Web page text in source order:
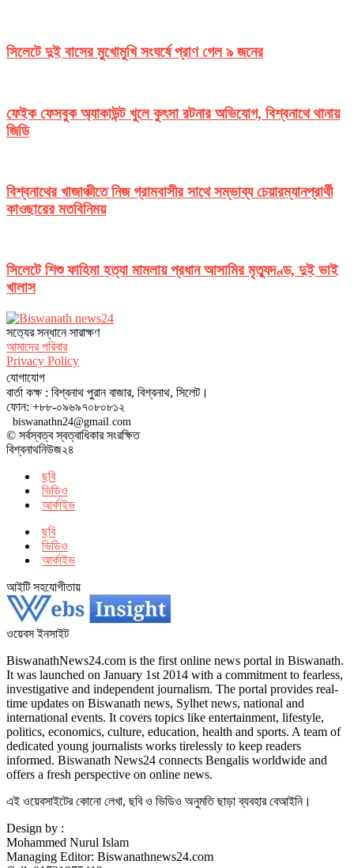
সিলেটে দুই বাসের মুখোমুখি সংঘর্ষে প্রাণ গেল ৯ জনের
ফেইক ফেসবুক অ্যাকাউন্ট খুলে কুৎসা রটনার অভিযোগ, বিশ্বনাথে থানায়
জিডি
বিশ্বনাথের খাজাঞ্চীতে নিজ গ্রামবাসীর সাথে সম্ভাব্য চেয়ারম্যানপ্রার্থী
কাওছারের মতবিনিময়
সিলেটে শিশু ফাহিমা হত্যা মামলায় প্রধান আসামির মৃত্যুদণ্ড, দুই ভাই
খালাস
সত‌্যের সন্ধানে সারাক্ষণ
আমাদের পরিবার
Privacy Policy
যোগাযোগ
বার্তা কক্ষ : বিশ্বনাথ পুরান বাজার, বিশ্বনাথ, সিলেট।
ফোন: +৮৮-০৯৬৯৭০৮০৮১২
biswanathn24@gmail.com
© সর্বস্বত্ব স্বত্বাধিকার সংরক্ষিত
বিশ্বনাথনিউজ২৪
ছবি
ভিডিও
আর্কাইভ
ছবি
ভিডিও
আর্কাইভ
আইটি সহযোগীতায়
ওয়েবস ইনসাইট
BiswanathNews24.com is the first online news portal in Biswanath.
It was launched on January 1st 2014 with a commitment to fearless,
investigative and independent journalism. The portal provides real-
time updates on Biswanath news, Sylhet news, national and
international events. It covers topics like entertainment, lifestyle,
politics, economics, culture, education, health and sports. A team of
dedicated young journalists works tirelessly to keep readers
informed. Biswanath News24 connects Bengalis worldwide and
offers a fresh perspective on online news.
এই ওয়েবসাইটের কোনো লেখা, ছবি ও ভিডিও অনুমতি ছাড়া ব্যবহার বেআইনি।
Design by :
Mohammed Nurul Islam
Managing Editor: Biswanathnews24.com